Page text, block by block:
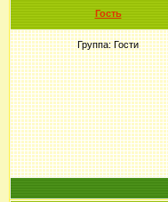
Гость
Группа: Гости